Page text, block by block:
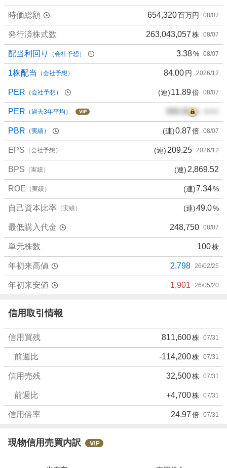
%
、
買
い
た
い
6
6
.
6
%
、
様
子
見
0
、
売
り
た
い
3
3
.
3
3
%
、
強
く
売
り
た
い
0
%
時価総額 654,320百万円 08/07
発行済株式数 263,043,057株 08/07
配当利回り （会社予想） 3.38% 08/07
1株配当 （会社予想） 84.00円 2026/12
PER （会社予想） (連)11.89倍 08/07
PER （過去3年平均） 000.00倍
PBR （実績） (連)0.87倍 08/07
EPS （会社予想） (連) 209.25 2026/12
BPS （実績） (連) 2,869.52
ROE （実績） (連)7.34%
自己資本比率 （実績） (連)49.0%
最低購入代金 248,750 08/07
単元株数 100株
年初来高値 2,798 26/02/25
年初来安値 1,901 26/05/20
信用取引情報
信用買残 811,600株 07/31
前週比 -114,200株 07/31
信用売残 32,500株 07/31
前週比 +4,700株 07/31
信用倍率 24.97倍 07/31
現物信用売買内訳